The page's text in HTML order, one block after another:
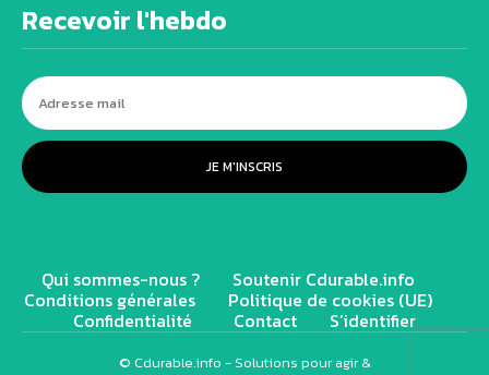
Recevoir l'hebdo
JE M'INSCRIS
Qui sommes-nous ? Soutenir Cdurable.info
Conditions générales Politique de cookies (UE)
Confidentialité Contact S’identifier
© Cdurable.info - Solutions pour agir &